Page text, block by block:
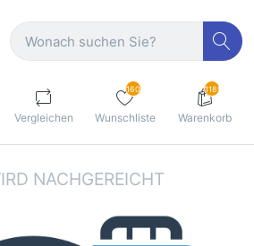
Vergleichen
160
Wunschliste
1189
Warenkorb